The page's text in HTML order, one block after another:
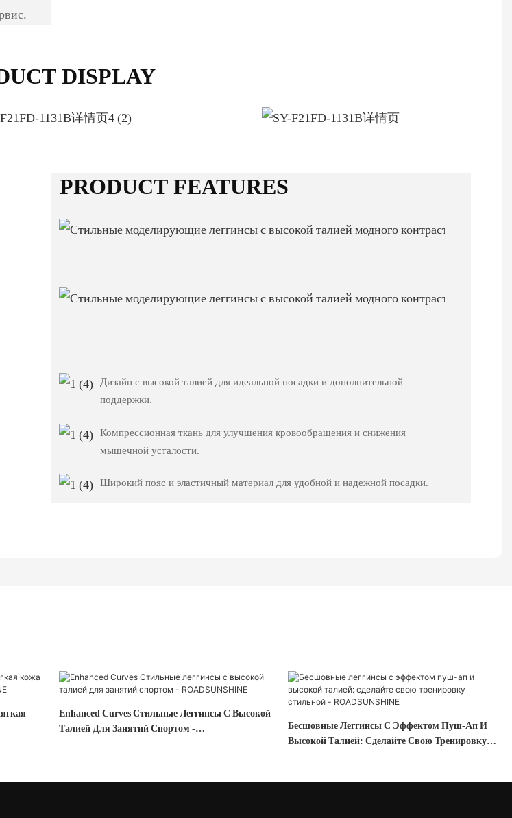
DISPLAY
PRODUCT FEATURES
Дизайн с высокой талией для идеальной посадки и дополнительной
поддержки.
Компрессионная ткань для улучшения кровообращения и снижения
мышечной усталости.
Широкий пояс и эластичный материал для удобной и надежной посадки.
Enhanced Curves Стильные Леггинсы С Высокой
Талией Для Занятий Спортом -
Бесшовные Леггинсы С Эффектом Пуш-Ап И
Высокой Талией: Сделайте Свою Тренировку